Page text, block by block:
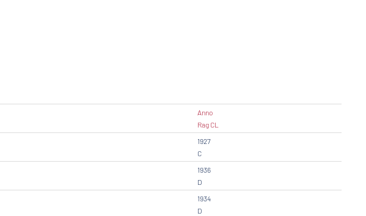
Anno
Rag CL
1927
C
1936
D
1934
D